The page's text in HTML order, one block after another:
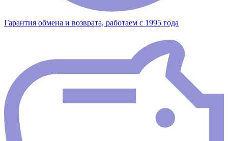
Гарантия обмена и возврата, работаем с 1995 года